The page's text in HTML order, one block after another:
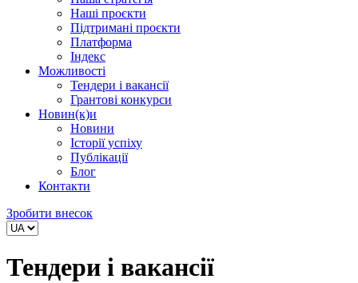
Наші проєкти
Підтримані проєкти
Платформа
Індекс
Можливості
Тендери і вакансії
Грантові конкурси
Новин(к)и
Новини
Історії успіху
Публікації
Блог
Контакти
Зробити внесок
Тендери і вакансії